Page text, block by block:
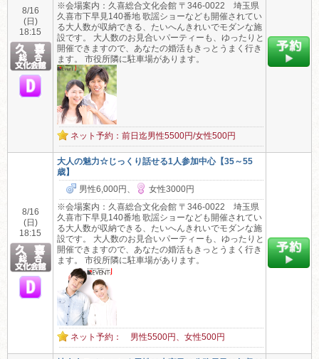
8/16
(日)
18:15
※会場案内：久喜総合文化会館 〒346-0022 埼玉県
久喜市下早見140番地 歌謡ショーなども開催されてい
る大人数が収納できる、たいへんきれいでモダンな施
設です。 大人数のお見合いパーティーも、ゆったりと
開催できますので、あなたの婚活もきっとうまく行き
ます。 市役所隣に駐車場があります。
ネット予約：前日迄男性5500円/女性500円
8/16
(日)
18:15
大人の魅力☆じっくり話せる1人参加中心【35～55
歳】
男性6,000円、
女性3000円
※会場案内：久喜総合文化会館 〒346-0022 埼玉県
久喜市下早見140番地 歌謡ショーなども開催されてい
る大人数が収納できる、たいへんきれいでモダンな施
設です。 大人数のお見合いパーティーも、ゆったりと
開催できますので、あなたの婚活もきっとうまく行き
ます。 市役所隣に駐車場があります。
ネット予約： 男性5500円、女性500円